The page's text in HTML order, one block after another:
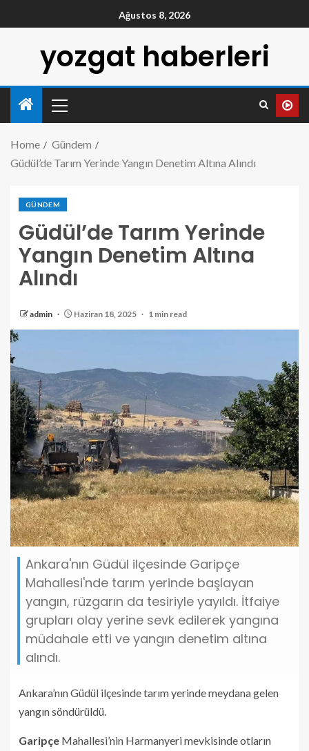
Ağustos 8, 2026
yozgat haberleri
Home
Gündem
Güdül’de Tarım Yerinde Yangın Denetim Altına Alındı
GÜNDEM
Güdül’de Tarım Yerinde
Yangın Denetim Altına
Alındı
admin Haziran 18, 2025 1 min read
Ankara'nın Güdül ilçesinde Garipçe
Mahallesi'nde tarım yerinde başlayan
yangın, rüzgarın da tesiriyle yayıldı. İtfaiye
grupları olay yerine sevk edilerek yangına
müdahale etti ve yangın denetim altına
alındı.
Ankara’nın Güdül ilçesinde tarım yerinde meydana gelen
yangın söndürüldü.
Garipçe Mahallesi’nin Harmanyeri mevkisinde otların